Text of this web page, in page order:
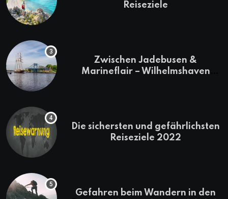
Reiseziele
Zwischen Jadebusen &
Marineflair – Wilhelmshaven
Die sichersten und gefährlichsten
Reiseziele 2022
Gefahren beim Wandern in den